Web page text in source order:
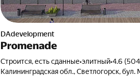
DAdevelopment
Promenade
Строится, есть сданные•элитный•4.6
Калининградская обл., Светлогорск, бул.